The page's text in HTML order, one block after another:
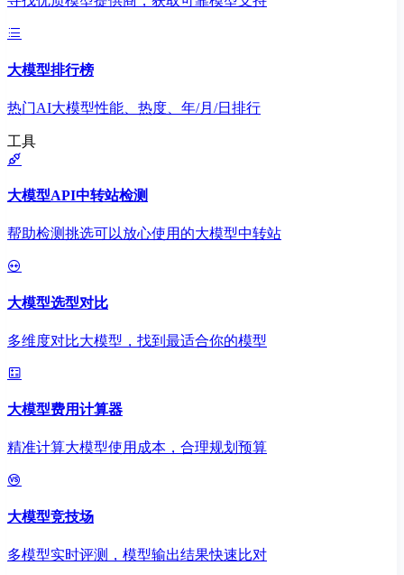
大模型排行榜
热门AI大模型性能、热度、年/月/日排行
工具
大模型API中转站检测
帮助检测挑选可以放心使用的大模型中转站
大模型选型对比
多维度对比大模型，找到最适合你的模型
大模型费用计算器
精准计算大模型使用成本，合理规划预算
大模型竞技场
多模型实时评测，模型输出结果快速比对